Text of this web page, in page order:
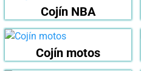
Cojín NBA
Cojín motos